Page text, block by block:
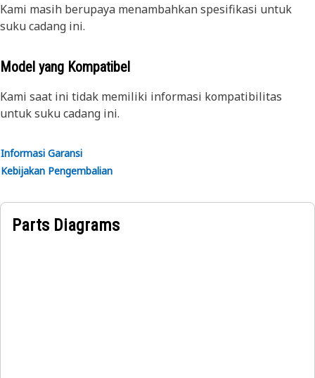
Kami masih berupaya menambahkan spesifikasi untuk
suku cadang ini.
Model yang Kompatibel
Kami saat ini tidak memiliki informasi kompatibilitas
untuk suku cadang ini.
Informasi Garansi
Kebijakan Pengembalian
Parts Diagrams